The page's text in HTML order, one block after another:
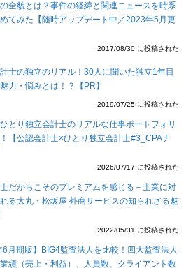
全貌とは？事件の経緯と関連ニュースを時系
てみた【随時アップデート中／2023年5月更
2017/08/30 に投稿された
士の独立のリアル！30人に聞いた独立1年目
力・悩みとは！？【PR】
2019/07/25 に投稿された
ひとり独立会計士のリアルな仕事ポートフォリ
【公認会計士×ひとり独立会計士#3_CPAナ
2026/07/17 に投稿された
だからこそのプレミアムを感じる－士業に対
る大丸・松坂屋 外商サービスの知られざる魅
2022/05/31 に投稿された
6月期版】BIG4監査法人を比較！四大監査法人
績（売上・利益）、人員数、クライアント数